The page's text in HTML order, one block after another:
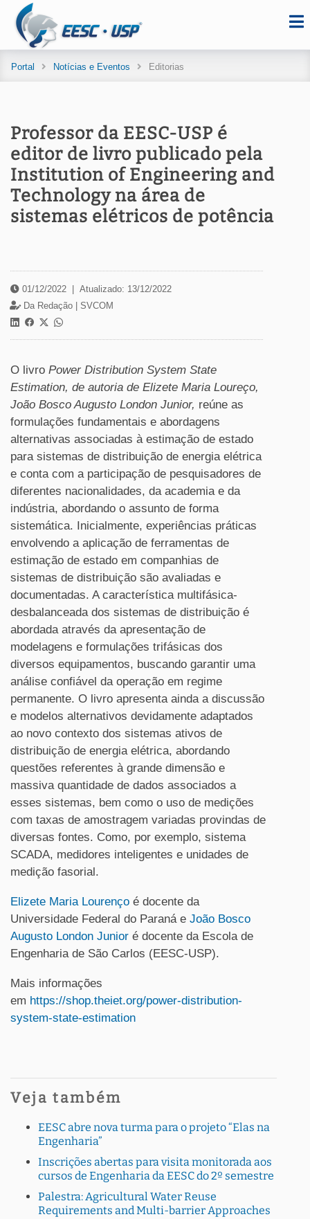
Portal Notícias e Eventos Editorias
Professor da EESC-USP é
editor de livro publicado pela
Institution of Engineering and
Technology na área de
sistemas elétricos de potência
01/12/2022
Atualizado: 13/12/2022
Da Redação | SVCOM
O livro Power Distribution System State
Estimation, de autoria de Elizete Maria Loureço,
João Bosco Augusto London Junior, reúne as
formulações fundamentais e abordagens
alternativas associadas à estimação de estado
para sistemas de distribuição de energia elétrica
e conta com a participação de pesquisadores de
diferentes nacionalidades, da academia e da
indústria, abordando o assunto de forma
sistemática. Inicialmente, experiências práticas
envolvendo a aplicação de ferramentas de
estimação de estado em companhias de
sistemas de distribuição são avaliadas e
documentadas. A característica multifásica-
desbalanceada dos sistemas de distribuição é
abordada através da apresentação de
modelagens e formulações trifásicas dos
diversos equipamentos, buscando garantir uma
análise confiável da operação em regime
permanente. O livro apresenta ainda a discussão
e modelos alternativos devidamente adaptados
ao novo contexto dos sistemas ativos de
distribuição de energia elétrica, abordando
questões referentes à grande dimensão e
massiva quantidade de dados associados a
esses sistemas, bem como o uso de medições
com taxas de amostragem variadas provindas de
diversas fontes. Como, por exemplo, sistema
SCADA, medidores inteligentes e unidades de
medição fasorial.
Elizete Maria Lourenço é docente da
Universidade Federal do Paraná e João Bosco
Augusto London Junior é docente da Escola de
Engenharia de São Carlos (EESC-USP).
Mais informações
em https://shop.theiet.org/power-distribution-
system-state-estimation
Veja também
EESC abre nova turma para o projeto “Elas na
Engenharia”
Inscrições abertas para visita monitorada aos
cursos de Engenharia da EESC do 2º semestre
Palestra: Agricultural Water Reuse
Requirements and Multi-barrier Approaches